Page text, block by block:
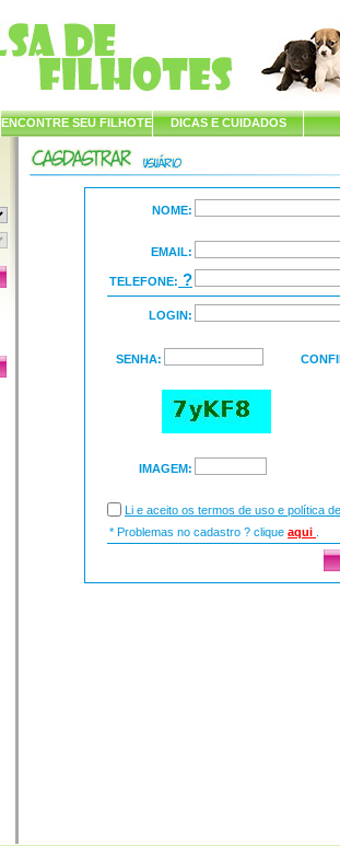
ENCONTRE SEU FILHOTE DICAS E CUIDADOS
NOME:
EMAIL:
TELEFONE: ?
LOGIN:
SENHA:
IMAGEM:
Li e aceito os termos de uso e política
* Problemas no cadastro ? clique aqui